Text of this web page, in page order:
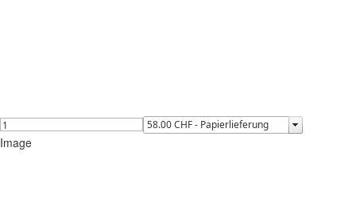
Image